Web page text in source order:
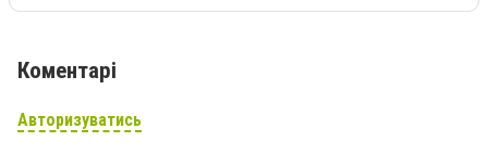
Коментарі
Авторизуватись